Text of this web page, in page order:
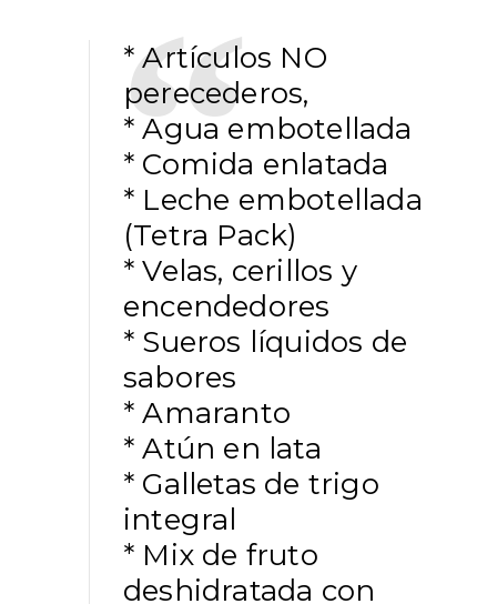
* Artículos NO
perecederos,
* Agua embotellada
* Comida enlatada
* Leche embotellada
(Tetra Pack)
* Velas, cerillos y
encendedores
* Sueros líquidos de
sabores
* Amaranto
* Atún en lata
* Galletas de trigo
integral
* Mix de fruto
deshidratada con